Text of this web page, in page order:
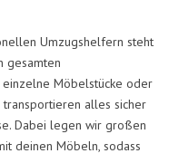
Umzugshelfern steht
gesamten
einzelne Möbelstücke oder
alles sicher
Dabei legen wir großen
deinen Möbeln, sodass